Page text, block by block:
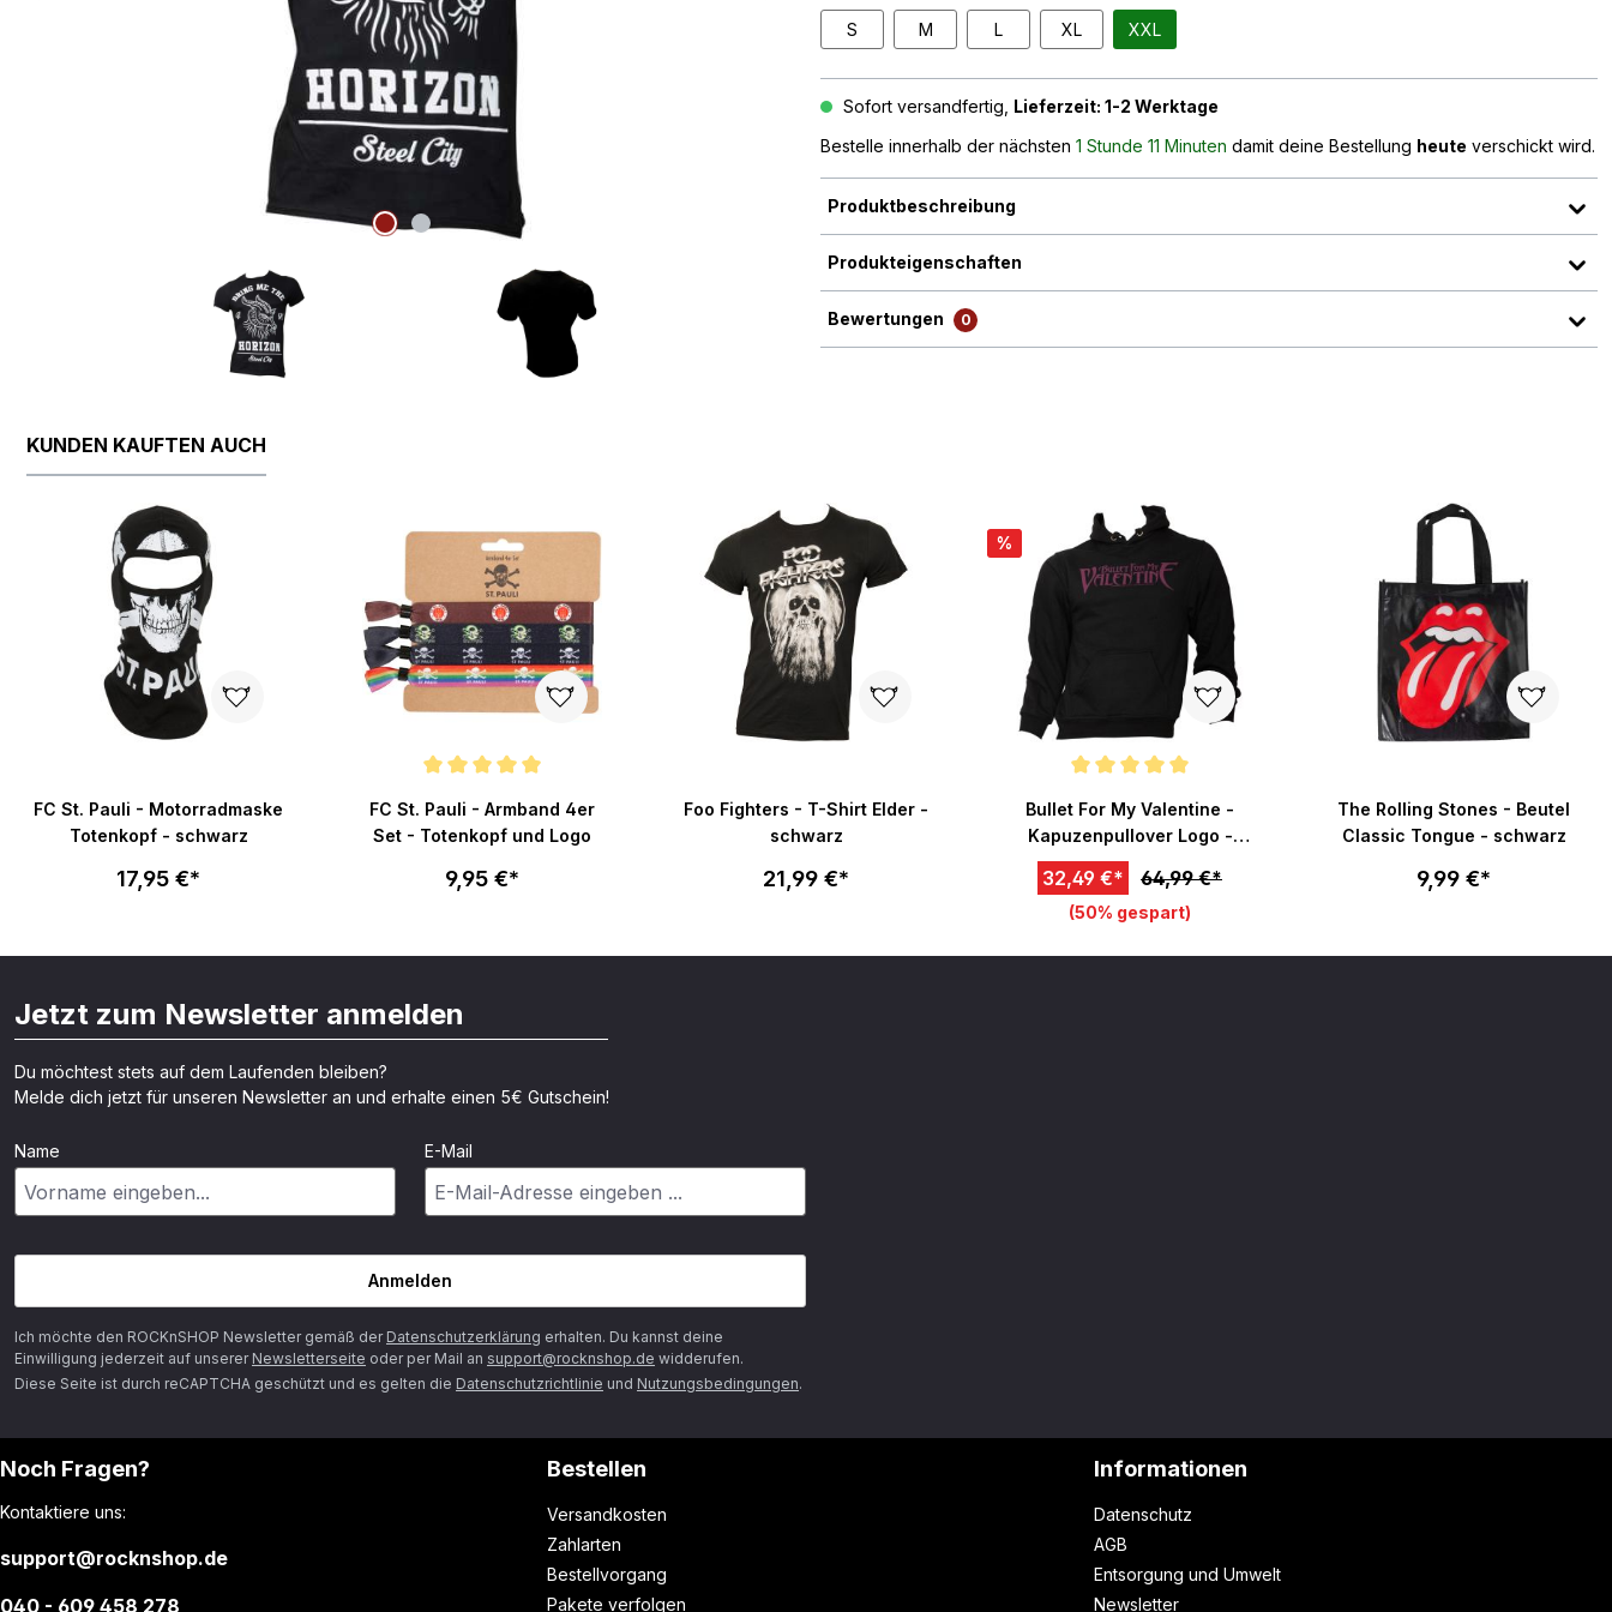
S M L XL XXL
Sofort versandfertig, Lieferzeit: 1-2 Werktage
Bestelle innerhalb der nächsten 1 Stunde 11 Minuten damit deine Bestellung heute verschickt wird.
Produktbeschreibung
Produkteigenschaften
Bewertungen 0
KUNDEN KAUFTEN AUCH
FC St. Pauli - Motorradmaske
Totenkopf - schwarz
17,95 €*
FC St. Pauli - Armband 4er
Set - Totenkopf und Logo
9,95 €*
Foo Fighters - T-Shirt Elder -
schwarz
21,99 €*
%
Bullet For My Valentine -
Kapuzenpullover Logo -
schwarz
32,49 €* 64,99 €*
(50% gespart)
The Rolling Stones - Beutel
Classic Tongue - schwarz
9,99 €*
Jetzt zum Newsletter anmelden
Du möchtest stets auf dem Laufenden bleiben?
Melde dich jetzt für unseren Newsletter an und erhalte einen 5€ Gutschein!
Name E-Mail
Anmelden
Ich möchte den ROCKnSHOP Newsletter gemäß der Datenschutzerklärung erhalten. Du kannst deine
Einwilligung jederzeit auf unserer Newsletterseite oder per Mail an support@rocknshop.de widderufen.
Diese Seite ist durch reCAPTCHA geschützt und es gelten die Datenschutzrichtlinie und Nutzungsbedingungen.
Noch Fragen?
Kontaktiere uns:
support@rocknshop.de
040 - 609 458 278
Bestellen
Versandkosten
Zahlarten
Bestellvorgang
Pakete verfolgen
Informationen
Datenschutz
AGB
Entsorgung und Umwelt
Newsletter